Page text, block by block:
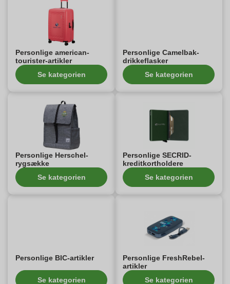
Personlige american-
tourister-artikler
Se kategorien
Personlige Camelbak-
drikkeflasker
Se kategorien
Personlige Herschel-
rygsække
Se kategorien
Personlige SECRID-
kreditkortholdere
Se kategorien
Personlige BIC-artikler
Se kategorien
Personlige FreshRebel-
artikler
Se kategorien